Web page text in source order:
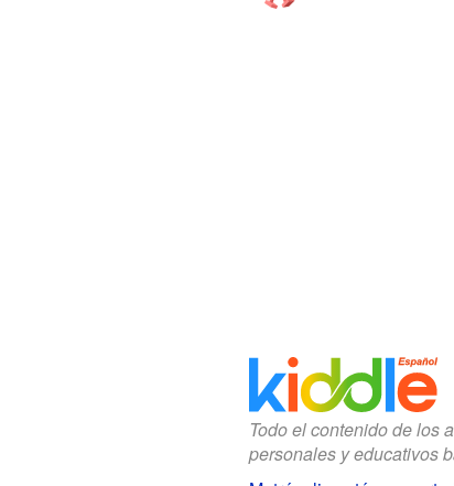
Todo el contenido de los
personales y educativos